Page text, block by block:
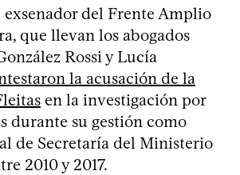
exsenador del Frente Amplio
que llevan los abogados
Rossi y Lucía
la acusación de la
en la investigación por
durante su gestión como
de Secretaría del Ministerio
2010 y 2017.